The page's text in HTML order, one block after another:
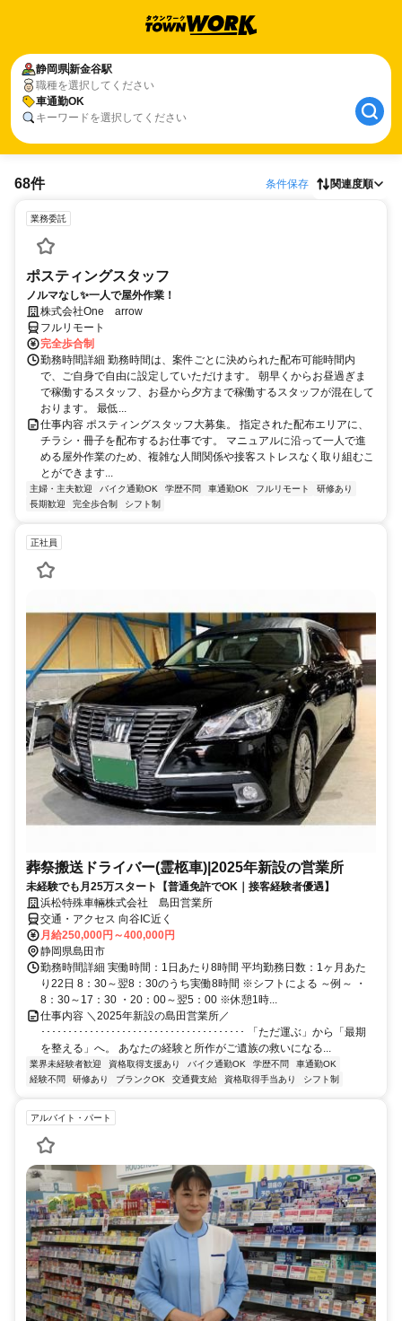
静岡県新金谷駅
職種を選択してください
車通勤OK
キーワードを選択してください
68件 条件保存 関連度順
業務委託
ポスティングスタッフ
ノルマなし✨一人で屋外作業！
株式会社One arrow
フルリモート
完全歩合制
勤務時間詳細 勤務時間は、案件ごとに決められた配布可能時間内
で、ご自身で自由に設定していただけます。 朝早くからお昼過ぎま
で稼働するスタッフ、お昼から夕方まで稼働するスタッフが混在して
おります。 最低...
仕事内容 ポスティングスタッフ大募集。 指定された配布エリアに、
チラシ・冊子を配布するお仕事です。 マニュアルに沿って一人で進
める屋外作業のため、複雑な人間関係や接客ストレスなく取り組むこ
とができます...
主婦・主夫歓迎 バイク通勤OK 学歴不問 車通勤OK フルリモート
研修あり
長期歓迎
完全歩合制 シフト制
正社員
葬祭搬送ドライバー(霊柩車)|2025年新設の営業所
未経験でも月25万スタート【普通免許でOK｜接客経験者優遇】
浜松特殊車輛株式会社 島田営業所
交通・アクセス 向谷IC近く
月給250,000円～400,000円
静岡県島田市
勤務時間詳細 実働時間：1日あたり8時間 平均勤務日数：1ヶ月あた
り22日 8：30～翌8：30のうち実働8時間 ※シフトによる ～例～ ・
8：30～17：30 ・20：00～翌5：00 ※休憩1時...
仕事内容 ＼2025年新設の島田営業所／
･･････････････････････････････････････ 「ただ運ぶ」から「最期
を整える」へ。 あなたの経験と所作がご遺族の救いになる...
業界未経験者歓迎 資格取得支援あり バイク通勤OK 学歴不問
車通勤OK
経験不問
研修あり ブランクOK 交通費支給 資格取得手当あり シフト制
アルバイト・パート